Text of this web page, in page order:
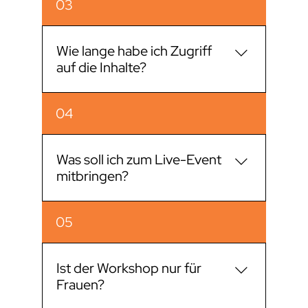
03
Wie lange habe ich Zugriff
auf die Inhalte?
Du hast 2 Jahre Zugriff auf alle Inhalte.
Genug Zeit, um nicht nur zu verstehen –
sondern wirklich zu verkörpern.
04
Was soll ich zum Live-Event
mitbringen?
– Yogamatte – Kleidung, in der du dich
frei bewegen kannst – High Heels –
Trinkflasche – Augenbinde That's it.
05
Ist der Workshop nur für
Frauen?